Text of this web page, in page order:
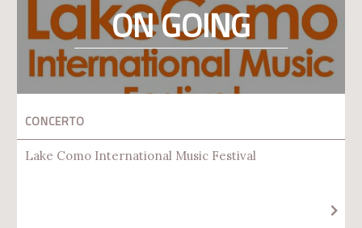
ON GOING
CONCERTO
Lake Como International Music Festival